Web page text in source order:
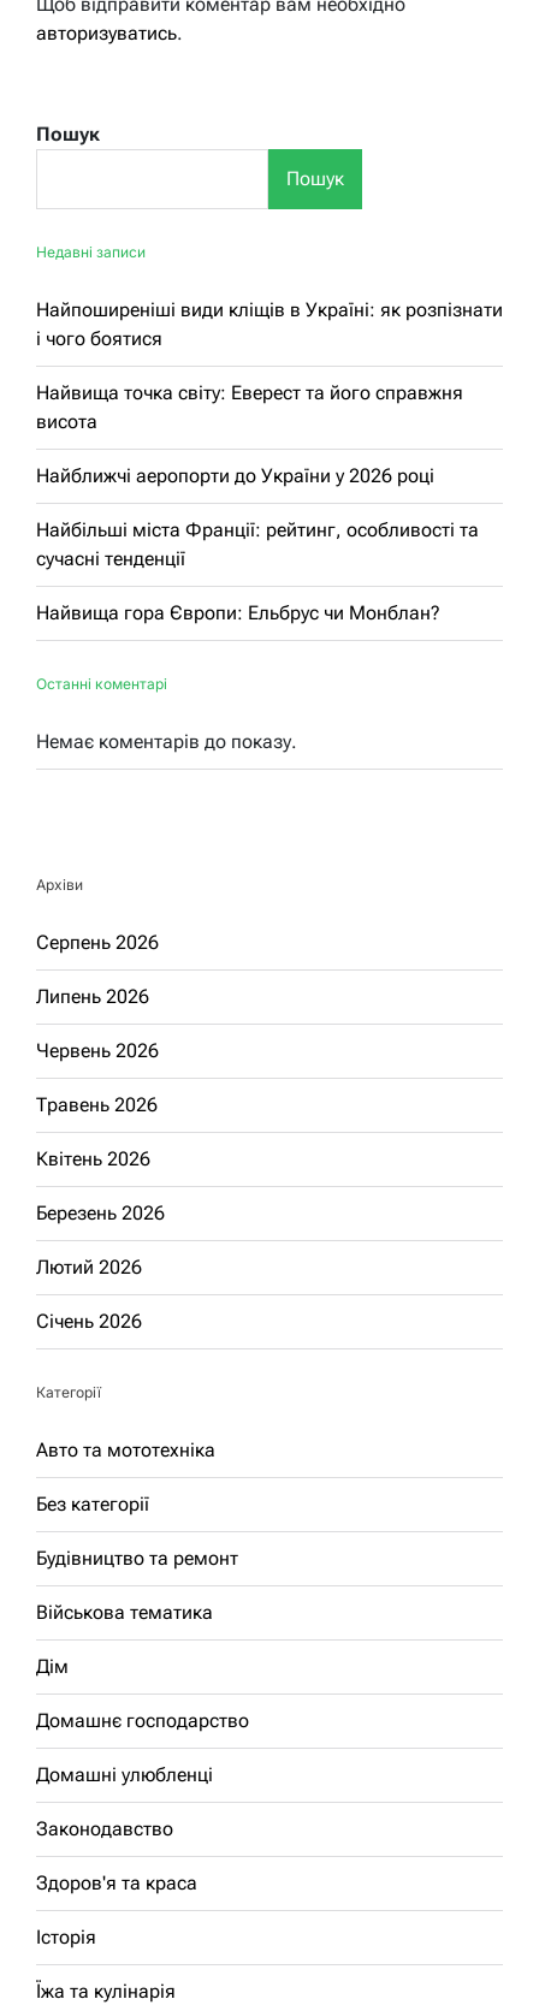
авторизуватись.
Пошук
Пошук
Недавні записи
Найпоширеніші види кліщів в Україні: як розпізнати
і чого боятися
Найвища точка світу: Еверест та його справжня
висота
Найближчі аеропорти до України у 2026 році
Найбільші міста Франції: рейтинг, особливості та
сучасні тенденції
Найвища гора Європи: Ельбрус чи Монблан?
Останні коментарі
Немає коментарів до показу.
Архіви
Серпень 2026
Липень 2026
Червень 2026
Травень 2026
Квітень 2026
Березень 2026
Лютий 2026
Січень 2026
Категорії
Авто та мототехніка
Без категорії
Будівництво та ремонт
Військова тематика
Дім
Домашнє господарство
Домашні улюбленці
Законодавство
Здоров'я та краса
Історія
Їжа та кулінарія